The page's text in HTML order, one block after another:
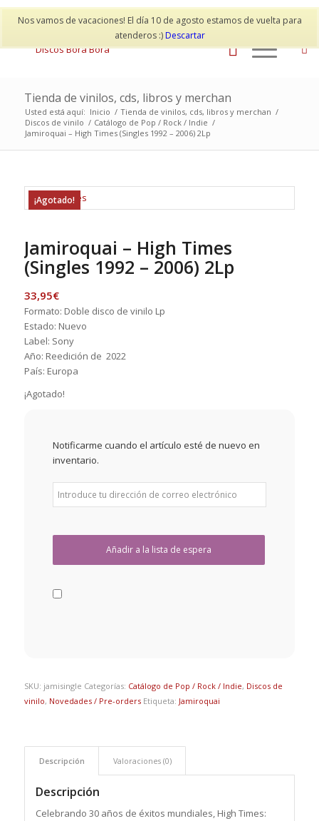
Nos vamos de vacaciones! El día 10 de agosto estamos de vuelta para
atenderos :)Descartar
Mi cuenta Contacto
Tienda de vinilos, cds, libros y merchan
Usted está aquí: Inicio / Tienda de vinilos, cds, libros y merchan /
Discos de vinilo / Catálogo de Pop / Rock / Indie /
Jamiroquai – High Times (Singles 1992 – 2006) 2Lp
¡Agotado!
Jamiroquai – High Times
(Singles 1992 – 2006) 2Lp
33,95€
Formato: Doble disco de vinilo Lp
Estado: Nuevo
Label: Sony
Año: Reedición de 2022
País: Europa
¡Agotado!
Notificarme cuando el artículo esté de nuevo en
inventario.
SKU: jamisingle Categorías: Catálogo de Pop / Rock / Indie, Discos de
vinilo, Novedades / Pre-orders Etiqueta: Jamiroquai
Descripción Valoraciones (0)
Descripción
Celebrando 30 años de éxitos mundiales, High Times: